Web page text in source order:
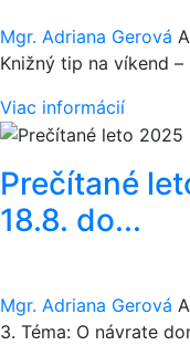
Mgr. Adriana Gerová
Knižný tip na víkend –
Viac informácií
Prečítané
18.8. do...
Mgr. Adriana Gerová
3. Téma: O návrate